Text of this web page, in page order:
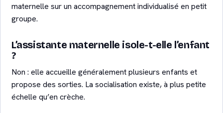
maternelle sur un accompagnement individualisé en petit
groupe.
L’assistante maternelle isole-t-elle l’enfant
?
Non : elle accueille généralement plusieurs enfants et
propose des sorties. La socialisation existe, à plus petite
échelle qu’en crèche.